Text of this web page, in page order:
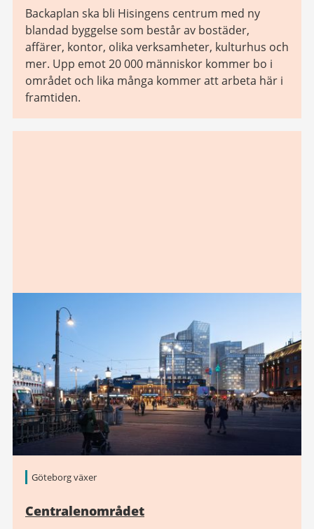
Backaplan ska bli Hisingens centrum med ny
blandad byggelse som består av bostäder,
affärer, kontor, olika verksamheter, kulturhus och
mer. Upp emot 20 000 människor kommer bo i
området och lika många kommer att arbeta här i
framtiden.
Göteborg växer
Centralenområdet